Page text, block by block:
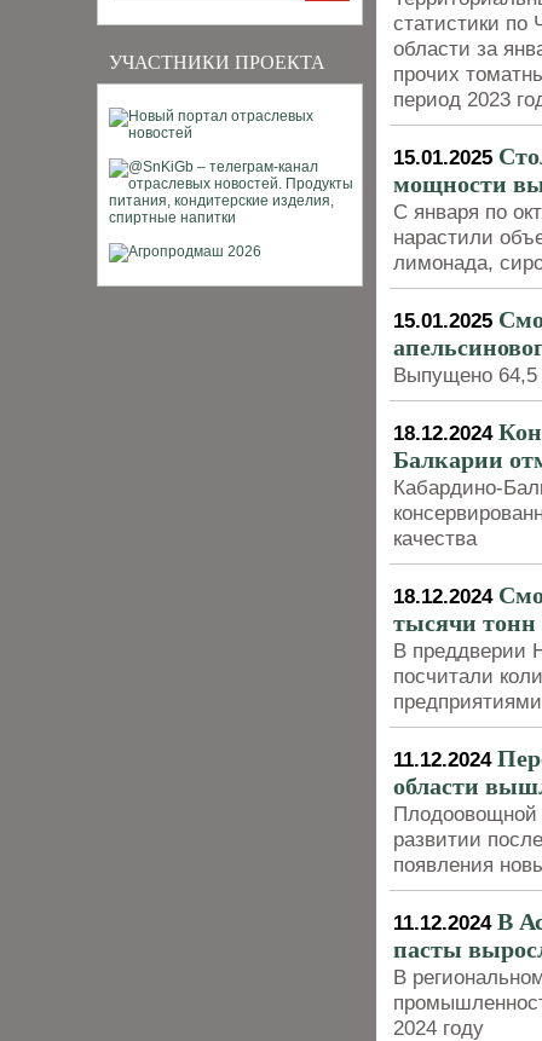
УЧАСТНИКИ ПРОЕКТА
статистики по
области за
прочих
период 2023
15.01.2025
мощности
С января по
нарастили
лимонада,
15.01.2025
Выпущено 64,5
18.12.2024
Балкарии
Кабардино-
качества
18.12.2024
тысячи тонн
В преддверии
посчитали
предприятиями
11.12.2024
области
Плодоовощной
развитии
появления
11.12.2024 В
пасты
В
2024 году